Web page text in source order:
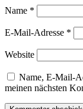
Name *
E-Mail-Adresse *
Website
Name, E-Mail-
meinen nächsten